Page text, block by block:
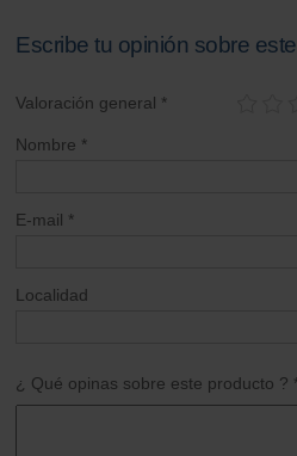
Escribe tu opinión sobre
Valoración general *
Nombre *
E-mail *
Localidad
¿ Qué opinas sobre este producto ? *